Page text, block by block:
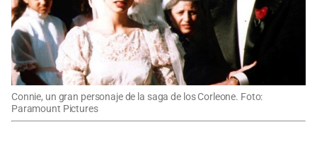
Connie, un gran personaje de la saga de los Corleone. Foto:
Paramount Pictures